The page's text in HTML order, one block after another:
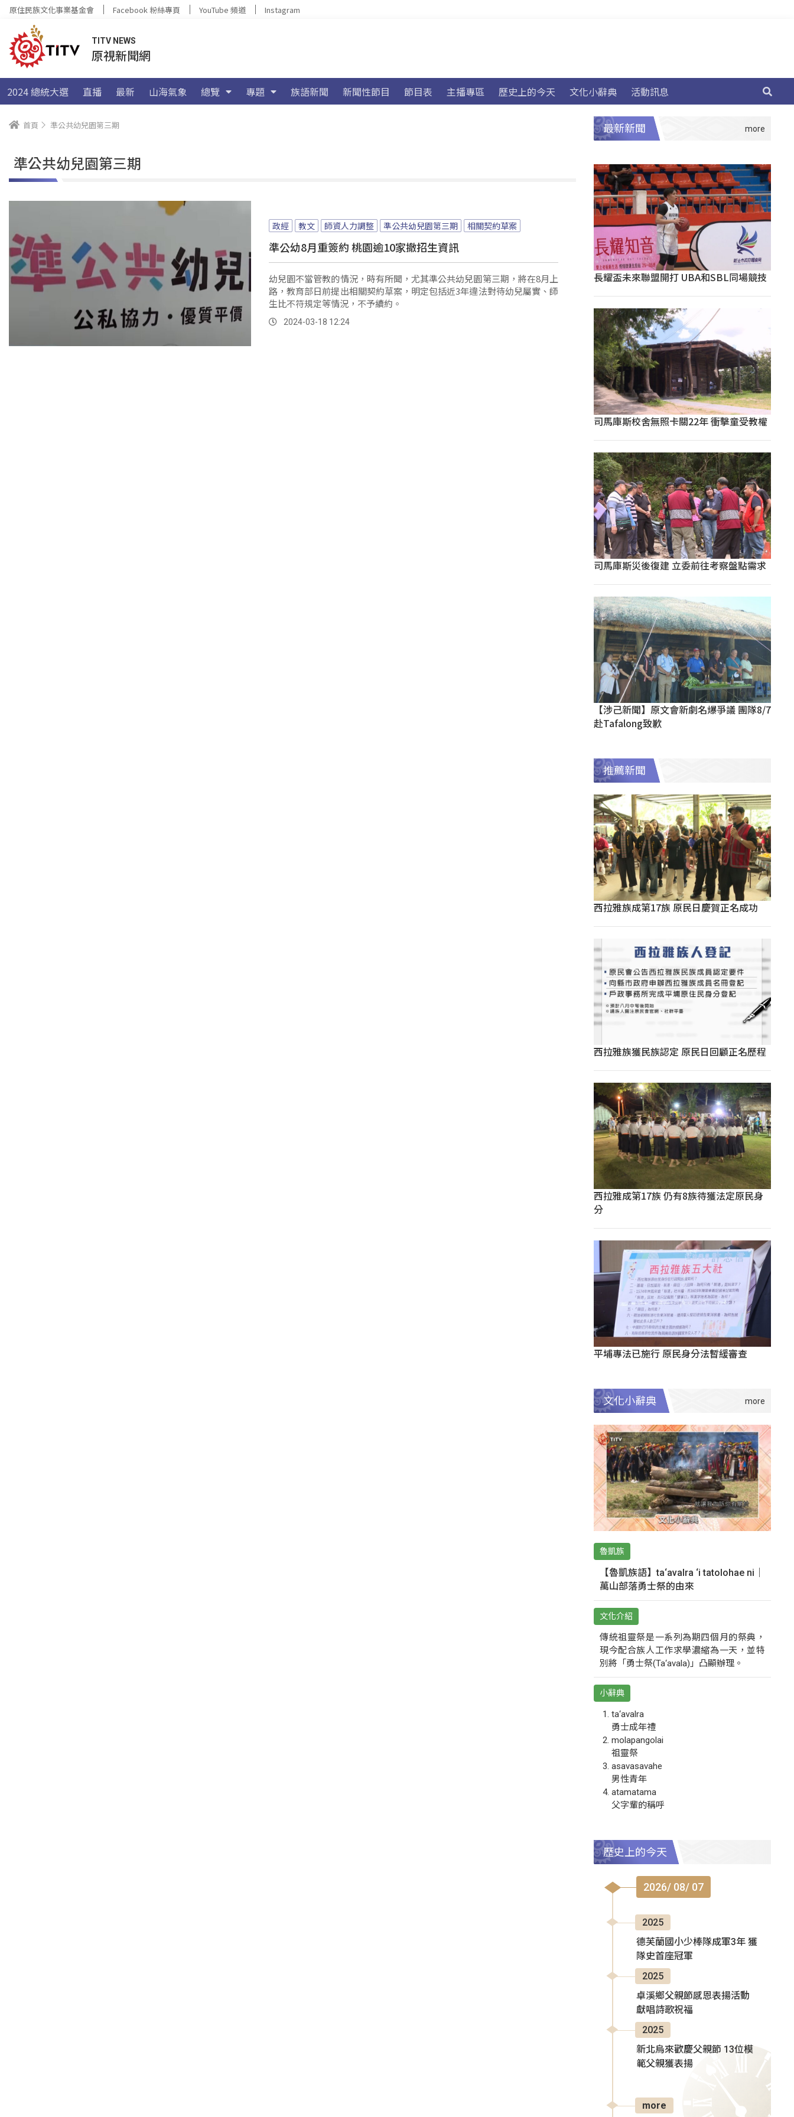
原住民族文化事業基金會 Facebook 粉絲專頁 YouTube 頻道 Instagram
TITV NEWS
原視新聞網
2024 總統大選 直播 最新 山海氣象 總覽 專題 族語新聞 新聞性節目 節目表 主播專區 歷史上的今天 文化小辭典 活動訊息
首頁 準公共幼兒園第三期
準公共幼兒園第三期
政經 教文 師資人力調整 準公共幼兒園第三期 相關契約草案
準公幼8月重簽約 桃園逾10家撤招生資訊
幼兒園不當管教的情況，時有所聞，尤其準公共幼兒園第三期，將在8月上
路，教育部日前提出相關契約草案，明定包括近3年違法對待幼兒屬實、師
生比不符規定等情況，不予續約。
2024-03-18 12:24
最新新聞
長耀盃未來聯盟開打 UBA和SBL同場競技
司馬庫斯校舍無照卡關22年 衝擊童受教權
司馬庫斯災後復建 立委前往考察盤點需求
【涉己新聞】原文會新劇名爆爭議 團隊8/7
赴Tafalong致歉
推薦新聞
西拉雅族成第17族 原民日慶賀正名成功
西拉雅族獲民族認定 原民日回顧正名歷程
西拉雅成第17族 仍有8族待獲法定原民身
分
平埔專法已施行 原民身分法暫緩審查
文化小辭典
魯凱族
【魯凱族語】ta‘avalra ‘i tatolohae ni｜
萬山部落勇士祭的由來
文化介紹
傳統祖靈祭是一系列為期四個月的祭典，
現今配合族人工作求學濃縮為一天，並特
別將「勇士祭(Ta‘avala)」凸顯辦理。
小辭典
ta‘avalra
勇士成年禮
molapangolai
祖靈祭
asavasavahe
男性青年
atamatama
父字輩的稱呼
歷史上的今天
2026/ 08/ 07
2025
德芙蘭國小少棒隊成軍3年 獲
隊史首座冠軍
2025
卓溪鄉父親節感恩表揚活動
獻唱詩歌祝福
2025
新北烏來歡慶父親節 13位模
範父親獲表揚
more